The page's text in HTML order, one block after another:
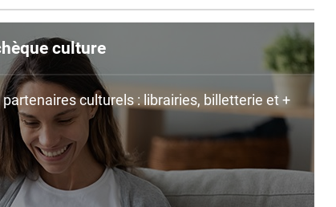
culture
culturels : librairies, billetterie et +